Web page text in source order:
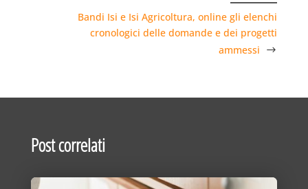
Bandi Isi e Isi Agricoltura, online gli elenchi
cronologici delle domande e dei progetti
ammessi
Post correlati